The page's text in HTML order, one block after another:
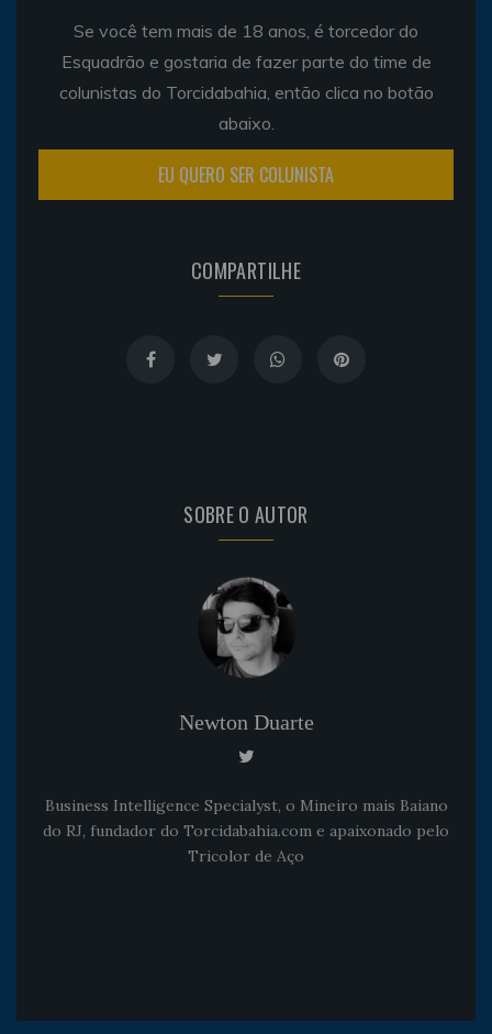
Se você tem mais de 18 anos, é torcedor do
Esquadrão e gostaria de fazer parte do time de
colunistas do Torcidabahia, então clica no botão
abaixo.
EU QUERO SER COLUNISTA
COMPARTILHE
SOBRE O AUTOR
Newton Duarte
Business Intelligence Specialyst, o Mineiro mais Baiano
do RJ, fundador do Torcidabahia.com e apaixonado pelo
Tricolor de Aço